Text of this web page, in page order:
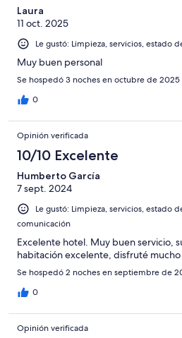
Laura
11 oct. 2025
Le gustó: Limpieza, servicios, estado
Muy buen personal
Se hospedó 3 noches en octubre de 2025
0
Opinión verificada
10/10 Excelente
Humberto García
7 sept. 2024
Le gustó: Limpieza, servicios, estado
comunicación
Excelente hotel. Muy buen servicio,
habitación excelente, disfruté mucho
Se hospedó 2 noches en septiembre de
0
Opinión verificada